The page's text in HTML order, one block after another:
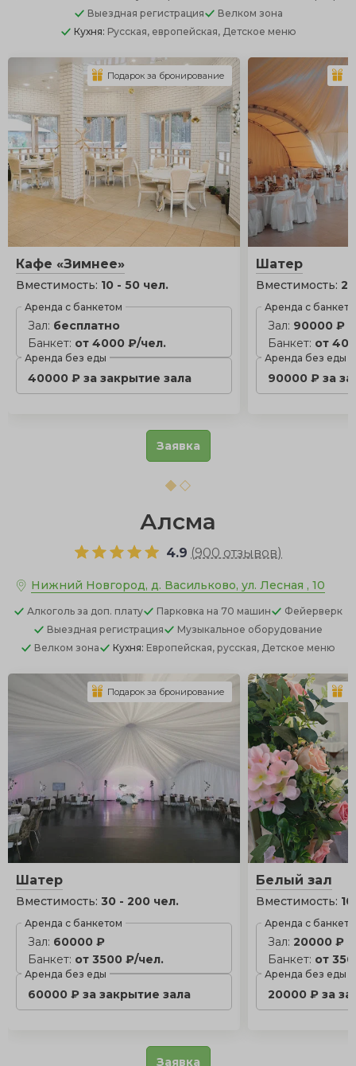
Выездная регистрация
Велком зона
Кухня: Русская, европейская, Детское меню
Кафе «Зимнее»
Вместимость: 10 - 50 чел.
Аренда с банкетом
Зал: бесплатно
Банкет: от 4000 ₽/чел.
Аренда без еды
40000 ₽ за закрытие зала
Подарок за бронирование
Шатер
Вместимость:
Аренда с
Зал: 90000 ₽
Банкет: от
Аренда без еды
90000 ₽ за
Заявка
Алсма
4.9 (900 отзывов)
Нижний Новгород, д. Васильково, ул. Лесная , 10
Алкоголь за доп. плату Парковка на 70 машин
Фейерверк
Выездная регистрация
Музыкальное оборудование
Велком зона
Кухня: Европейская, русская, Детское меню
Шатер
Вместимость: 30 - 200 чел.
Аренда с банкетом
Зал: 60000 ₽
Банкет: от 3500 ₽/чел.
Аренда без еды
60000 ₽ за закрытие зала
Подарок за бронирование
Белый зал
Вместимость:
Аренда с
Зал:20000 ₽
Банкет: от
Аренда без еды
20000 ₽ за
Заявка